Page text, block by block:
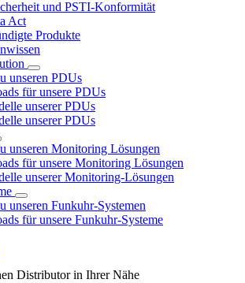
und PSTI-Konformität
Act
Produkte
unseren PDUs
für unsere PDUs
unserer PDUs
unserer PDUs
unseren Monitoring Lösungen
für unsere Monitoring Lösungen
unserer Monitoring-Lösungen
unseren Funkuhr-Systemen
für unsere Funkuhr-Systeme
Distributor in Ihrer Nähe